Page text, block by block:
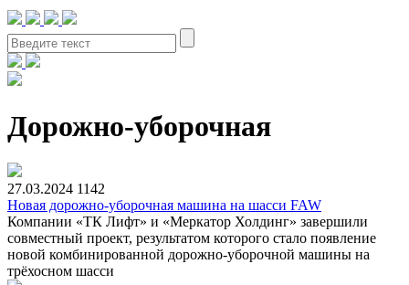
Дорожно-уборочная
27.03.2024 1142
Новая дорожно-уборочная машина на шасси FAW
Компании «ТК Лифт» и «Меркатор Холдинг» завершили
совместный проект, результатом которого стало появление
новой комбинированной дорожно-уборочной машины на
трёхосном шасси